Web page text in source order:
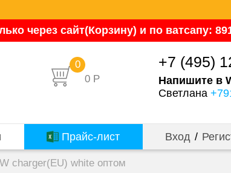
через сайт(Корзину) и по ватсапу:
0 Р
0 +7 (495)
Напишите в
Светлана
Прайс-лист Вход /
charger(EU) white оптом